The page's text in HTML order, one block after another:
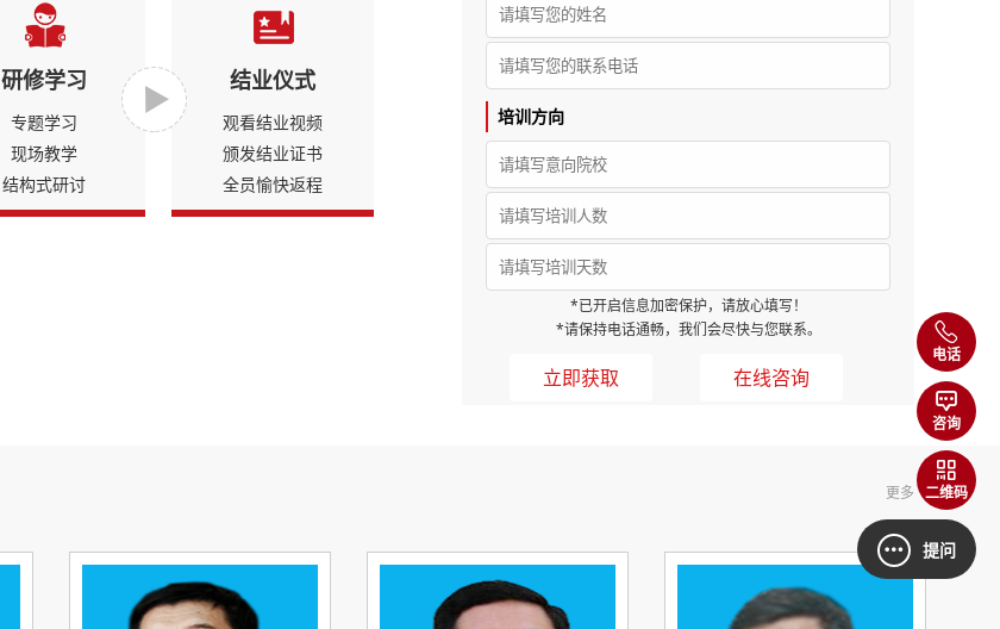
研修学习
专题学习
现场教学
结构式研讨
结业仪式
观看结业视频
颁发结业证书
全员愉快返程
培训方向
*已开启信息加密保护，请放心填写！
*请保持电话通畅，我们会尽快与您联系。
在线咨询
更多
电话
咨询
二维码
提问